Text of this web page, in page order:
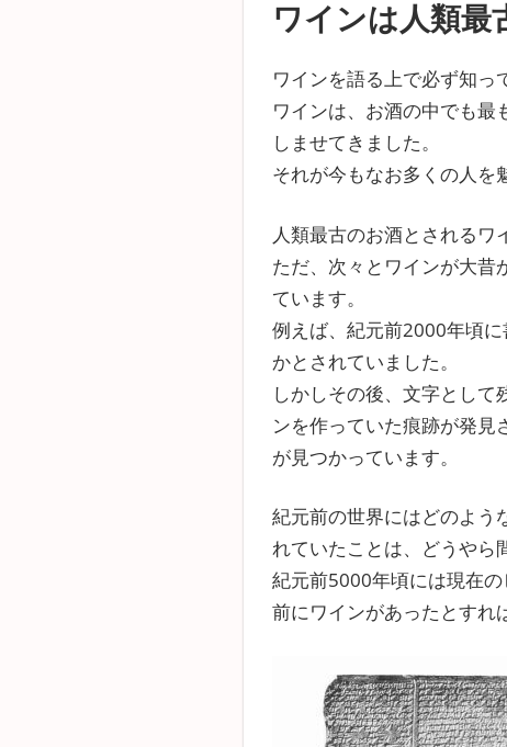
ワインは人類最
ワインを語る上で必ず知っ
ワインは、お酒の中でも最
しませてきました。
それが今もなお多くの人を
人類最古のお酒とされるワ
ただ、次々とワインが大昔
ています。
例えば、紀元前2000年頃に
かとされていました。
しかしその後、文字とし
ンを作っていた痕跡が発
が見つかっています。
紀元前の世界にはどのよう
れていたことは、どうやら
紀元前5000年頃には現在
前にワインがあったとすれ